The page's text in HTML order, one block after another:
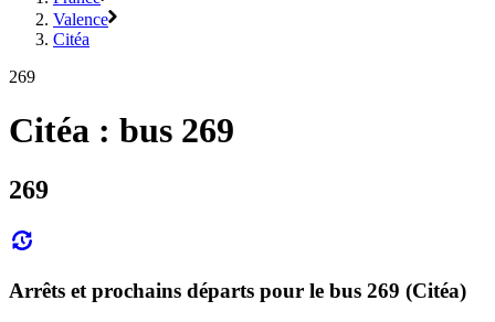
Valence
Citéa
269
Citéa : bus 269
269
Arrêts et prochains départs pour le bus 269 (Citéa)